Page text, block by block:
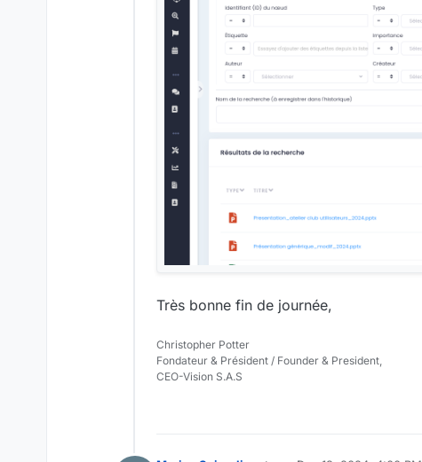
Très bonne fin de journée,
Christopher Potter
Fondateur & Président / Founder & President,
CEO-Vision S.A.S